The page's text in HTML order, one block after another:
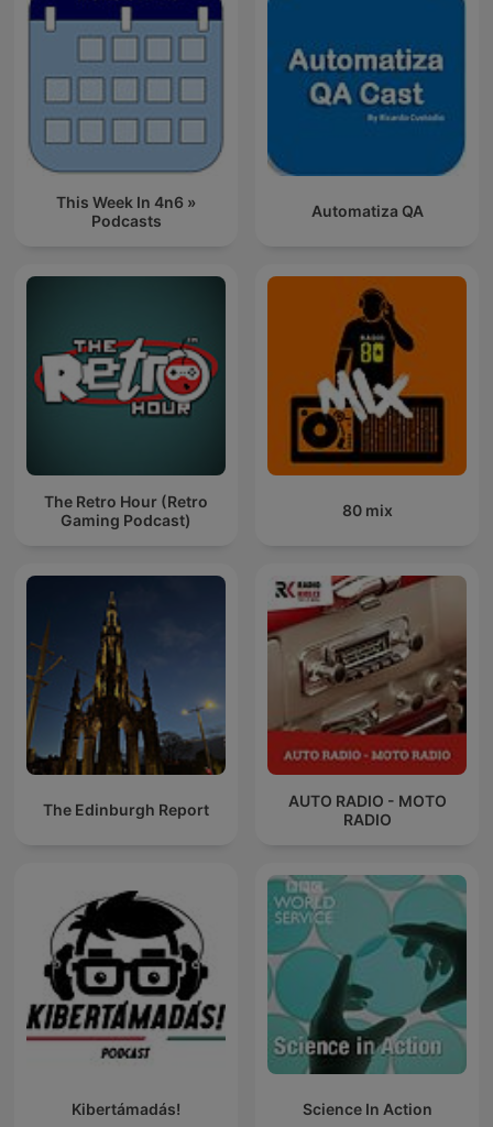
This Week In 4n6 »
Podcasts
Automatiza QA
The Retro Hour (Retro
Gaming Podcast)
80 mix
The Edinburgh Report
AUTO RADIO - MOTO
RADIO
Kibertámadás! Science In Action